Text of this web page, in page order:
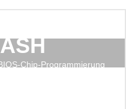
Chip-Programmierung